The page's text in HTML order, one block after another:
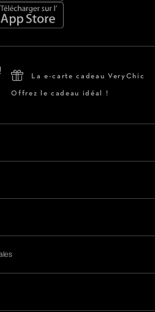
La e-carte cadeau VeryChic
Offrez le cadeau idéal !